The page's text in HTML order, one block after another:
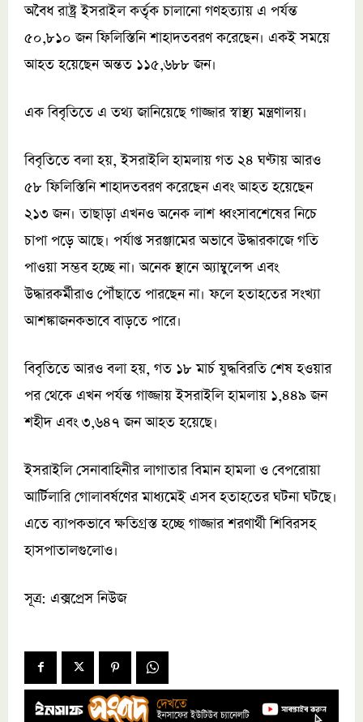
অবৈধ রাষ্ট্র ইসরাইল কর্তৃক চালানো গণহত্যায় এ পর্যন্ত
৫০,৮১০ ‍জন ফিলিস্তিনি শাহাদতবরণ করেছেন। একই সময়ে
আহত হয়েছেন অন্তত ১১৫,৬৮৮ জন।
এক বিবৃতিতে এ তথ্য জানিয়েছে গাজ্জার স্বাস্থ্য মন্ত্রণালয়।
বিবৃতিতে বলা হয়, ইসরাইলি হামলায় গত ২৪ ঘণ্টায় আরও
৫৮ ফিলিস্তিনি শাহাদতবরণ করেছেন এবং আহত হয়েছেন
২১৩ জন। তাছাড়া এখনও অনেক লাশ ধ্বংসাবশেষের নিচে
চাপা পড়ে আছে। পর্যাপ্ত সরঞ্জামের অভাবে উদ্ধারকাজে গতি
পাওয়া সম্ভব হচ্ছে না। অনেক স্থানে অ্যাম্বুলেন্স এবং
উদ্ধারকর্মীরাও পৌঁছাতে পারছেন না। ফলে হতাহতের সংখ্যা
আশঙ্কাজনকভাবে বাড়তে পারে।
বিবৃতিতে আরও বলা হয়, গত ১৮ মার্চ যুদ্ধবিরতি শেষ হওয়ার
পর থেকে এখন পর্যন্ত গাজ্জায় ইসরাইলি হামলায় ১,৪৪৯ জন
শহীদ এবং ৩,৬৪৭ জন আহত হয়েছে।
ইসরাইলি সেনাবাহিনীর লাগাতার বিমান হামলা ও বেপরোয়া
আর্টিলারি গোলাবর্ষণের মাধ্যমেই এসব হতাহতের ঘটনা ঘটছে।
এতে ব্যাপকভাবে ক্ষতিগ্রস্ত হচ্ছে গাজ্জার শরণার্থী শিবিরসহ
হাসপাতালগুলোও।
সূত্র: এক্সপ্রেস নিউজ